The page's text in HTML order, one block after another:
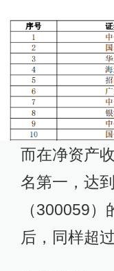
而在净资产
名第一，达
（300059
后，同样超